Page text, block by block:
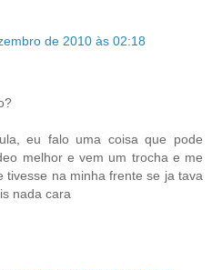
de 2010 às 02:18
eu falo uma coisa que pode
melhor e vem um trocha e me
tivesse na minha frente se ja tava
nada cara